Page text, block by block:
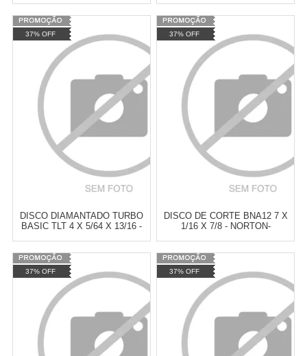
Varejo:
Atacado: R$ 2.550,90 (Apenas
Revendedor)
10 x
Cat:DISCO DE CORTE
COMPRAR
Varejo:
Atacado: R$ 2.550,90 (Apenas
Revendedor)
10
Cat:DISCO DE CORTE
COMPRAR
37% OFF
DISCO DIAMANTADO TURBO
BASIC TLT 4 X 5/64 X 13/16 -
Varejo:
Atacado: R$ 2.550,90 (Apenas
Revendedor)
10 x
Cat:DISCO DE CORTE
COMPRAR
37% OFF
DISCO DE CORTE BNA12 7 X
1/16 X 7/8 - NORTON-
Varejo:
Atacado: R$ 2.550,90 (Apenas
Revendedor)
10
Cat:DISCO DE CORTE
COMPRAR
37% OFF 37% OFF